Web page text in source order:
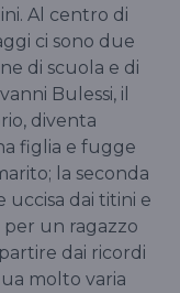
Al centro di
ci sono due
di scuola e di
Bulessi, il
diventa
figlia e fugge
la seconda
uccisa dai titini e
per un ragazzo
dai ricordi
molto varia